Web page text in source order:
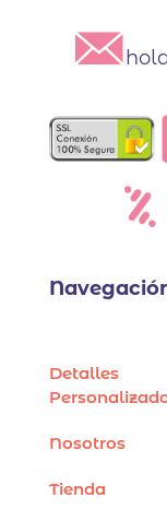
Detalles
Nosotros
Tienda